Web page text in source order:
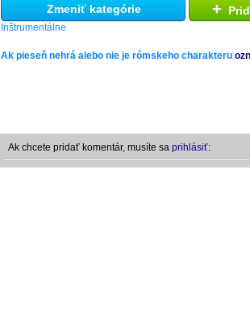
Zmeniť kategórie
Inštrumentálne
+
Ak pieseň nehrá alebo nie je rómskeho charakteru
Ak chcete pridať komentár, musíte sa prihlásiť: